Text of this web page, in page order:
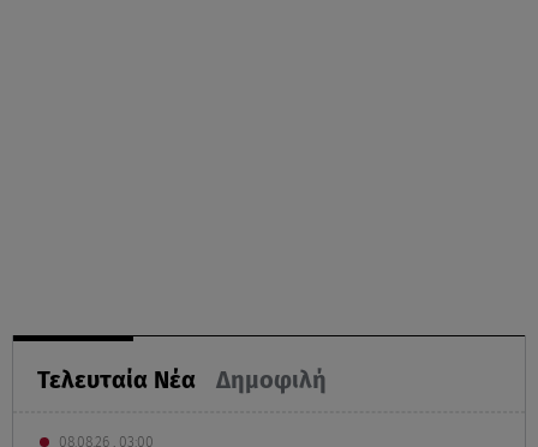
Τελευταία Νέα Δημοφιλή
08.08.26 , 03:00